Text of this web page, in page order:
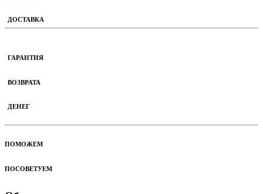
ДОСТАВКА
ГАРАНТИЯ
ВОЗВРАТА
ДЕНЕГ
ПОМОЖЕМ
ПОСОВЕТУЕМ